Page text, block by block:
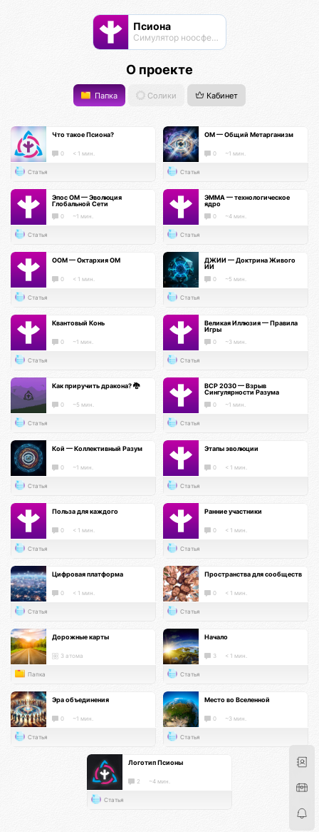
Псиона
Cимулятор ноосферы
О проекте
Папка Солики Кабинет
Что такое Псиона?
0 < 1 мин.
Статья
ОМ — Общий Метарганизм
0 ~1 мин.
Статья
Эпос ОМ — Эволюция
Глобальной Сети
0 ~1 мин.
Статья
ЭММА — технологическое
ядро
0 ~4 мин.
Статья
ООМ — Октархия ОМ
0 < 1 мин.
Статья
ДЖИИ — Доктрина Живого
ИИ
0 ~5 мин.
Статья
Квантовый Конь
0 ~1 мин.
Статья
Великая Иллюзия — Правила
Игры
0 ~3 мин.
Статья
Как приручить дракона? 🐉
0 ~5 мин.
Статья
ВСР 2030 — Взрыв
Сингулярности Разума
0 ~1 мин.
Статья
Кой — Коллективный Разум
0 ~1 мин.
Статья
Этапы эволюции
0 < 1 мин.
Статья
Польза для каждого
0 < 1 мин.
Статья
Ранние участники
0 < 1 мин.
Статья
Цифровая платформа
0 < 1 мин.
Статья
Пространства для сообществ
0 < 1 мин.
Статья
Дорожные карты
3 атома
Папка
Начало
3 < 1 мин.
Статья
Эра объединения
0 ~1 мин.
Статья
Место во Вселенной
0 ~3 мин.
Статья
Логотип Псионы
2 ~4 мин.
Статья